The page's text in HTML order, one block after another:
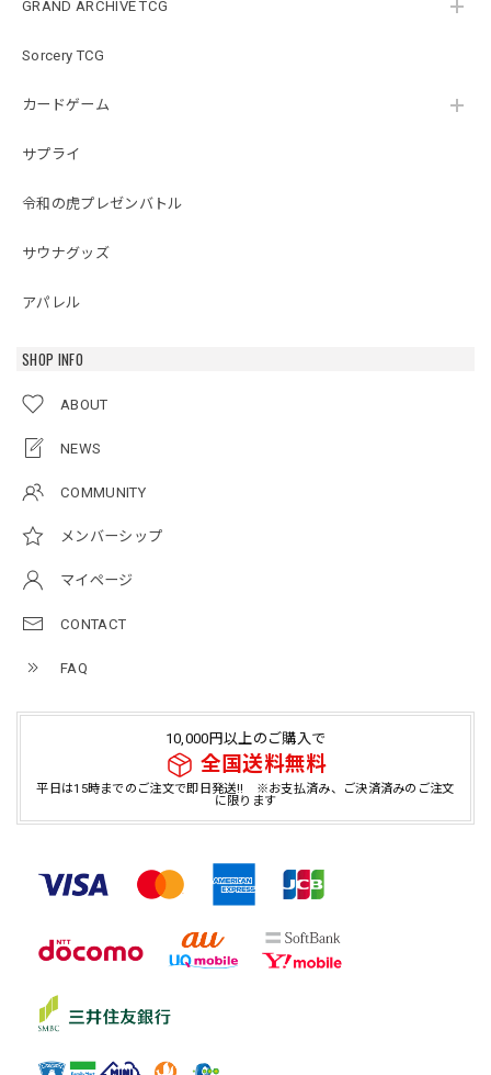
GRAND ARCHIVE TCG
Sorcery TCG
カードゲーム
サプライ
令和の虎プレゼンバトル
サウナグッズ
アパレル
SHOP INFO
ABOUT
NEWS
COMMUNITY
メンバーシップ
マイページ
CONTACT
FAQ
10,000円以上のご購入で
全国送料無料
平日は15時までのご注文で即日発送!! ※お支払済み、ご決済済みのご注文
に限ります